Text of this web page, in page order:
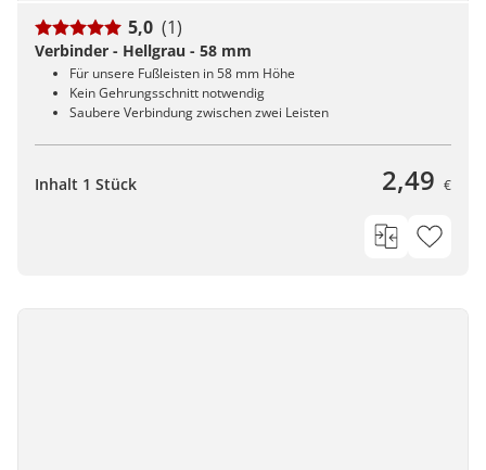
5,0 (1)
Verbinder - Hellgrau - 58 mm
Für unsere Fußleisten in 58 mm Höhe
Kein Gehrungsschnitt notwendig
Saubere Verbindung zwischen zwei Leisten
Inhalt 1 Stück 2,49 €